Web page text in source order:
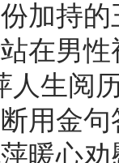
加持
在男
人生阅
用金
暖心